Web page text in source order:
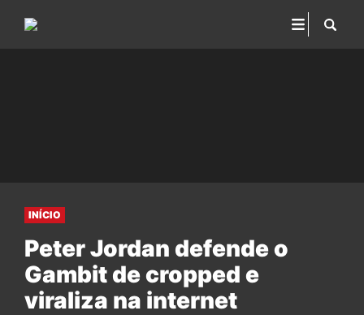
INÍCIO
Peter Jordan defende o
Gambit de cropped e
viraliza na internet